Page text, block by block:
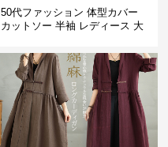
50代ファッション 体型カバー
カットソー 半袖 レディース 大